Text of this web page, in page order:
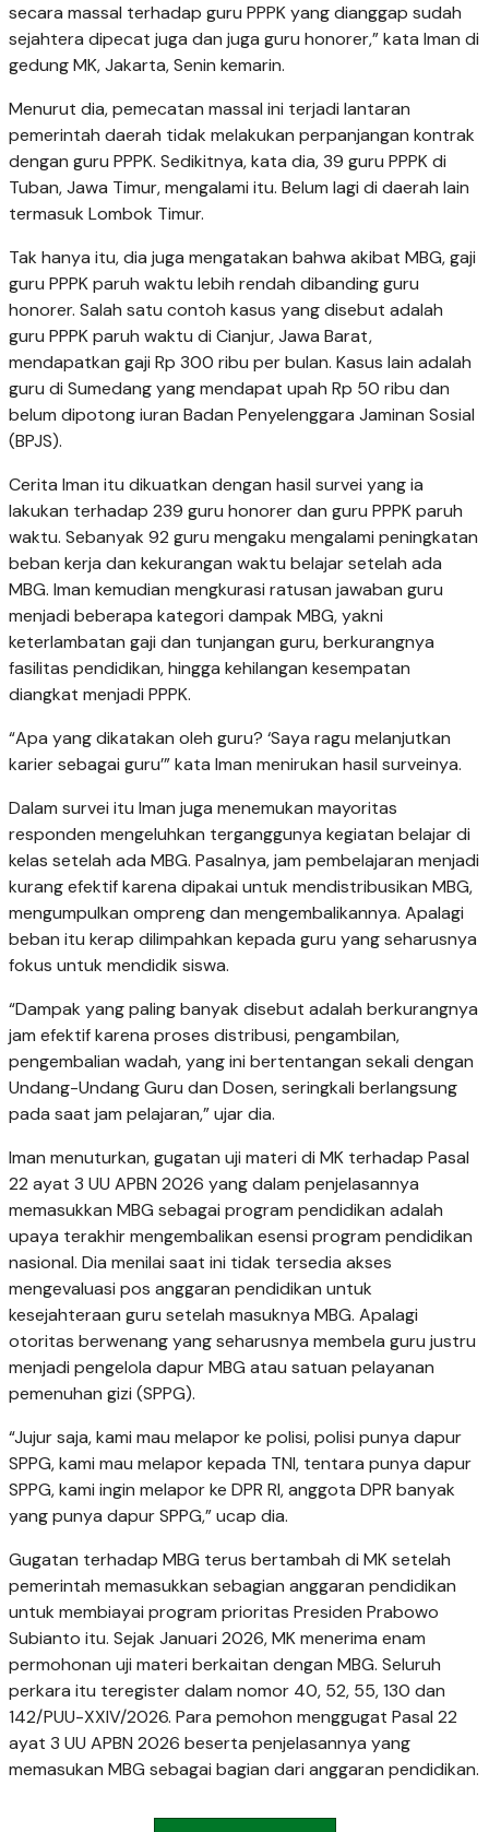
secara massal terhadap guru PPPK yang dianggap sudah
sejahtera dipecat juga dan juga guru honorer,” kata Iman di
gedung MK, Jakarta, Senin kemarin.
Menurut dia, pemecatan massal ini terjadi lantaran
pemerintah daerah tidak melakukan perpanjangan kontrak
dengan guru PPPK. Sedikitnya, kata dia, 39 guru PPPK di
Tuban, Jawa Timur, mengalami itu. Belum lagi di daerah lain
termasuk Lombok Timur.
Tak hanya itu, dia juga mengatakan bahwa akibat MBG, gaji
guru PPPK paruh waktu lebih rendah dibanding guru
honorer. Salah satu contoh kasus yang disebut adalah
guru PPPK paruh waktu di Cianjur, Jawa Barat,
mendapatkan gaji Rp 300 ribu per bulan. Kasus lain adalah
guru di Sumedang yang mendapat upah Rp 50 ribu dan
belum dipotong iuran Badan Penyelenggara Jaminan Sosial
(BPJS).
Cerita Iman itu dikuatkan dengan hasil survei yang ia
lakukan terhadap 239 guru honorer dan guru PPPK paruh
waktu. Sebanyak 92 guru mengaku mengalami peningkatan
beban kerja dan kekurangan waktu belajar setelah ada
MBG. Iman kemudian mengkurasi ratusan jawaban guru
menjadi beberapa kategori dampak MBG, yakni
keterlambatan gaji dan tunjangan guru, berkurangnya
fasilitas pendidikan, hingga kehilangan kesempatan
diangkat menjadi PPPK.
“Apa yang dikatakan oleh guru? ‘Saya ragu melanjutkan
karier sebagai guru’” kata Iman menirukan hasil surveinya.
Dalam survei itu Iman juga menemukan mayoritas
responden mengeluhkan terganggunya kegiatan belajar di
kelas setelah ada MBG. Pasalnya, jam pembelajaran menjadi
kurang efektif karena dipakai untuk mendistribusikan MBG,
mengumpulkan ompreng dan mengembalikannya. Apalagi
beban itu kerap dilimpahkan kepada guru yang seharusnya
fokus untuk mendidik siswa.
“Dampak yang paling banyak disebut adalah berkurangnya
jam efektif karena proses distribusi, pengambilan,
pengembalian wadah, yang ini bertentangan sekali dengan
Undang-Undang Guru dan Dosen, seringkali berlangsung
pada saat jam pelajaran,” ujar dia.
Iman menuturkan, gugatan uji materi di MK terhadap Pasal
22 ayat 3 UU APBN 2026 yang dalam penjelasannya
memasukkan MBG sebagai program pendidikan adalah
upaya terakhir mengembalikan esensi program pendidikan
nasional. Dia menilai saat ini tidak tersedia akses
mengevaluasi pos anggaran pendidikan untuk
kesejahteraan guru setelah masuknya MBG. Apalagi
otoritas berwenang yang seharusnya membela guru justru
menjadi pengelola dapur MBG atau satuan pelayanan
pemenuhan gizi (SPPG).
“Jujur saja, kami mau melapor ke polisi, polisi punya dapur
SPPG, kami mau melapor kepada TNI, tentara punya dapur
SPPG, kami ingin melapor ke DPR RI, anggota DPR banyak
yang punya dapur SPPG,” ucap dia.
Gugatan terhadap MBG terus bertambah di MK setelah
pemerintah memasukkan sebagian anggaran pendidikan
untuk membiayai program prioritas Presiden Prabowo
Subianto itu. Sejak Januari 2026, MK menerima enam
permohonan uji materi berkaitan dengan MBG. Seluruh
perkara itu teregister dalam nomor 40, 52, 55, 130 dan
142/PUU-XXIV/2026. Para pemohon menggugat Pasal 22
ayat 3 UU APBN 2026 beserta penjelasannya yang
memasukan MBG sebagai bagian dari anggaran pendidikan.